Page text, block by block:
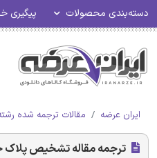
دسته‌بندی محصولات پیگیری
ایران عرضه مقالات ترجمه شده
ترجمه مقاله تشخیص پلاک